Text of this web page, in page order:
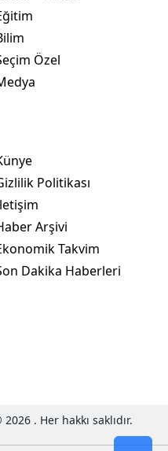
Özel
Politikası
Arşivi
Takvim
Dakika Haberleri
. Her hakkı saklıdır.